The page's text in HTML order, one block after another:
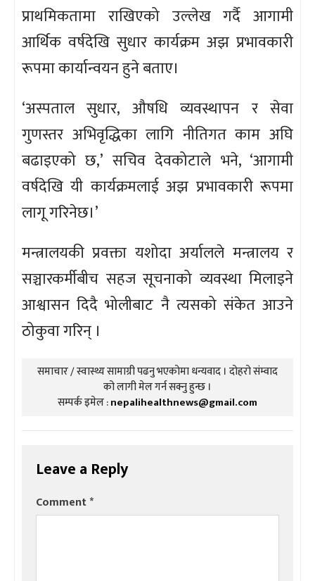
प्राथमिकतामा राखिएको उल्लेख गर्दै आगामी
आर्थिक वर्षदेखि सुधार कार्यक्रम अझ प्रभावकारी
रूपमा कार्यान्वयन हुने बताए।
‘अस्पताल सुधार, औषधि व्यवस्थापन र सेवा
गुणस्तर अभिवृद्धिका लागि नीतिगत काम अघि
बढाइएको छ,’ सचिव देवकोटाले भने, ‘आगामी
वर्षदेखि यी कार्यक्रमलाई अझ प्रभावकारी रूपमा
लागू गरिनेछ।’
मन्त्रालयकी प्रवक्ता यशोदा अर्यालले मन्त्रालय र
सञ्चारकर्मीबीच सहज सूचनाको व्यवस्था मिलाइने
आश्वासन दिदै भोलीबाट नै त्यसको संकेत आउने
ठोकुवा गरिन् ।
समाचार / स्वास्थ्य सामाग्री पढनु भएकोमा धन्यवाद । दोहरो संम्वाद
को लागी मेल गर्न सक्नु हुन्छ ।
सम्पर्क इमेल :nepalihealthnews@gmail.com
Leave a Reply
Comment*